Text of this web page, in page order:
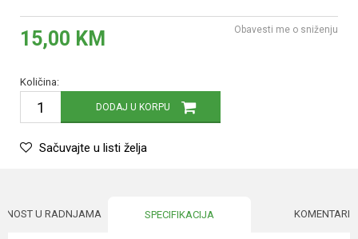
15,00 KM Obavesti me o sniženju
Količina:
DODAJ U KORPU
Sačuvajte u listi želja
U RADNJAMA SPECIFIKACIJA KOMENTARI